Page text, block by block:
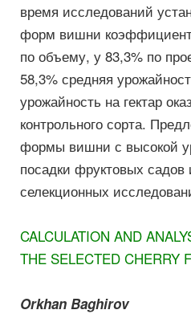
время исследований
форм вишни коэффициент
по объему, у 83,3% по
58,3% средняя
урожайность на гектар
контрольного сорта.
формы вишни с высокой
посадки фруктовых
селекционных
CALCULATION AND
THE SELECTED CHERRY
Orkhan Baghirov